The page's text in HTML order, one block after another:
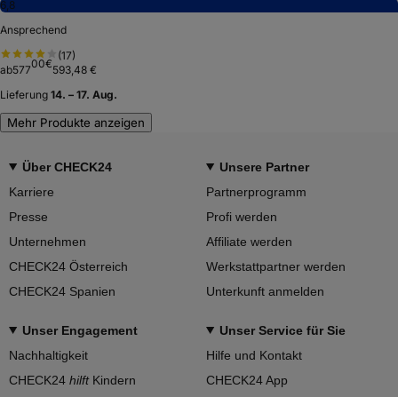
6,8
Ansprechend
(17)
ab57700€593,48 €
Lieferung 14. – 17. Aug.
Mehr Produkte anzeigen
Über CHECK24
Karriere
Presse
Unternehmen
CHECK24 Österreich
CHECK24 Spanien
Unsere Partner
Partnerprogramm
Profi werden
Affiliate werden
Werkstattpartner werden
Unterkunft anmelden
Unser Engagement
Nachhaltigkeit
CHECK24 hilftKindern
Unser Service für Sie
Hilfe und Kontakt
CHECK24 App